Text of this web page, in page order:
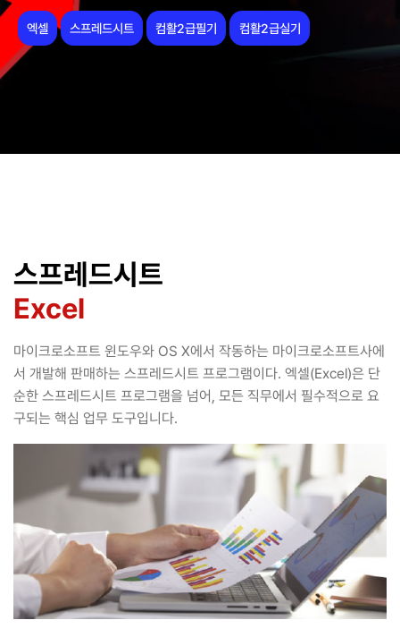
엑셀 스프레드시트 컴활2급필기 컴활2급실기
스프레드시트
Excel
마이크로소프트 윈도우와 OS X에서 작동하는 마이크로소프트사에
서 개발해 판매하는 스프레드시트 프로그램이다. 엑셀(Excel)은 단
순한 스프레드시트 프로그램을 넘어, 모든 직무에서 필수적으로 요
구되는 핵심 업무 도구입니다.